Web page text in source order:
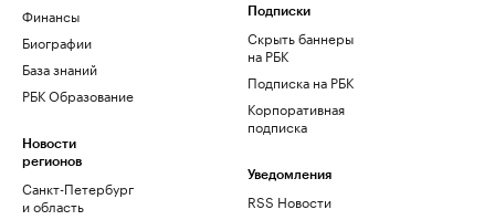
Финансы
Биографии
База знаний
РБК Образование
Новости
регионов
Санкт-Петербург
и область
Подписки
Скрыть баннеры
на РБК
Подписка на РБК
Корпоративная
подписка
Уведомления
RSS Новости